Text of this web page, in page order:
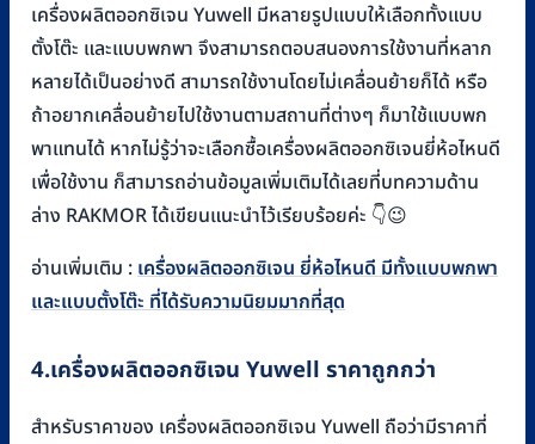
เครื่องผลิตออกซิเจน Yuwell มีหลายรูปแบบให้เลือกทั้งแบบ
ตั้งโต๊ะ และแบบพกพา จึงสามารถตอบสนองการใช้งานที่หลาก
หลายได้เป็นอย่างดี สามารถใช้งานโดยไม่เคลื่อนย้ายก็ได้ หรือ
ถ้าอยากเคลื่อนย้ายไปใช้งานตามสถานที่ต่างๆ ก็มาใช้แบบพก
พาแทนได้ หากไม่รู้ว่าจะเลือกซื้อเครื่องผลิตออกซิเจนยี่ห้อไหนดี
เพื่อใช้งาน ก็สามารถอ่านข้อมูลเพิ่มเติมได้เลยที่บทความด้าน
ล่าง RAKMOR ได้เขียนแนะนำไว้เรียบร้อยค่ะ 👇😉
อ่านเพิ่มเติม :เครื่องผลิตออกซิเจน ยี่ห้อไหนดี มีทั้งแบบพกพา
และแบบตั้งโต๊ะ ที่ได้รับความนิยมมากที่สุด
4.เครื่องผลิตออกซิเจน Yuwell ราคาถูกกว่า
สำหรับราคาของ เครื่องผลิตออกซิเจน Yuwell ถือว่ามีราคาที่